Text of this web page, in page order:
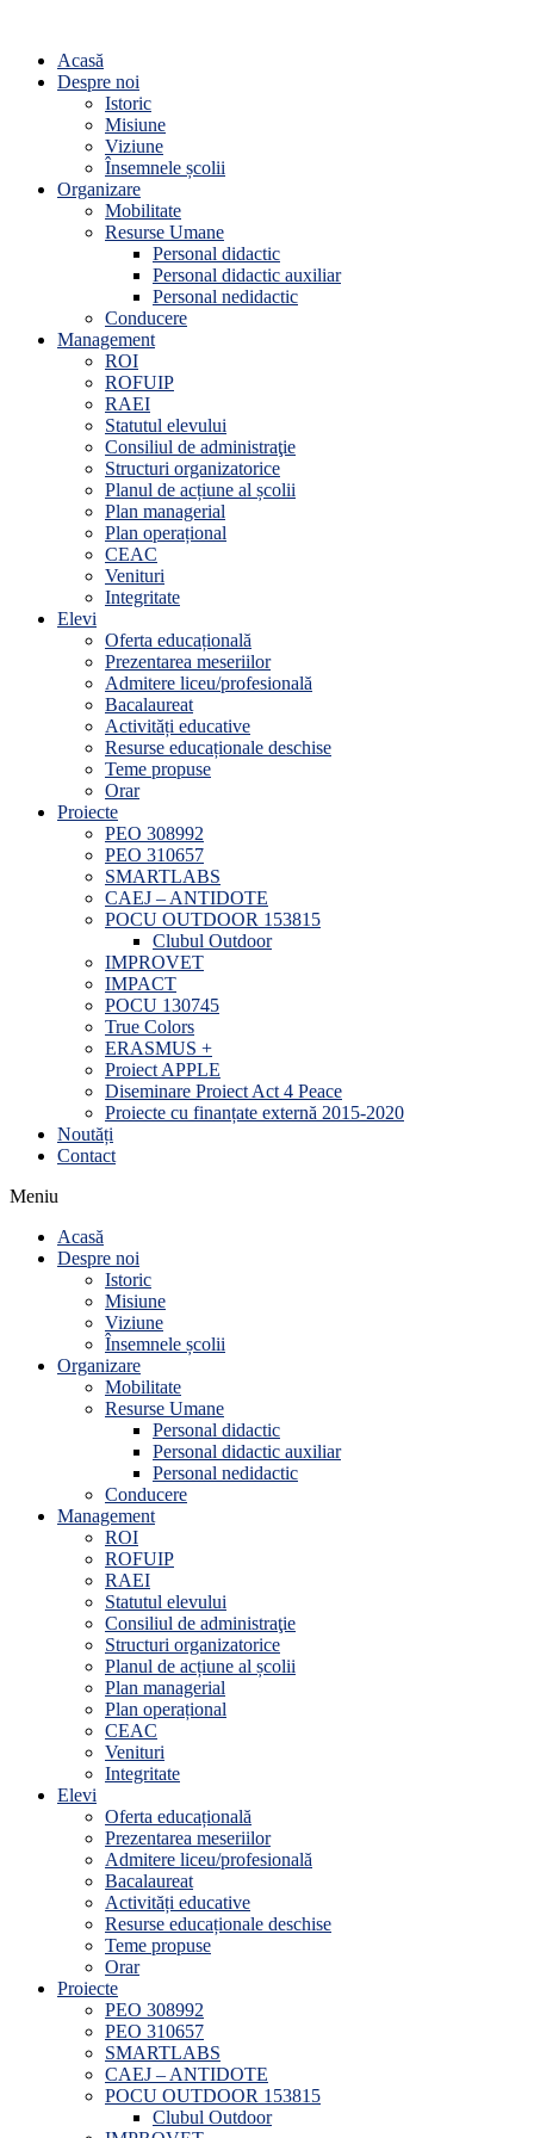
Acasă
Despre noi
Istoric
Misiune
Viziune
Însemnele școlii
Organizare
Mobilitate
Resurse Umane
Personal didactic
Personal didactic auxiliar
Personal nedidactic
Conducere
Management
ROI
ROFUIP
RAEI
Statutul elevului
Consiliul de administraţie
Structuri organizatorice
Planul de acțiune al școlii
Plan managerial
Plan operațional
CEAC
Venituri
Integritate
Elevi
Oferta educațională
Prezentarea meseriilor
Admitere liceu/profesională
Bacalaureat
Activități educative
Resurse educaționale deschise
Teme propuse
Orar
Proiecte
PEO 308992
PEO 310657
SMARTLABS
CAEJ – ANTIDOTE
POCU OUTDOOR 153815
Clubul Outdoor
IMPROVET
IMPACT
POCU 130745
True Colors
ERASMUS +
Proiect APPLE
Diseminare Proiect Act 4 Peace
Proiecte cu finanțate externă 2015-2020
Noutăți
Contact
Meniu
Acasă
Despre noi
Istoric
Misiune
Viziune
Însemnele școlii
Organizare
Mobilitate
Resurse Umane
Personal didactic
Personal didactic auxiliar
Personal nedidactic
Conducere
Management
ROI
ROFUIP
RAEI
Statutul elevului
Consiliul de administraţie
Structuri organizatorice
Planul de acțiune al școlii
Plan managerial
Plan operațional
CEAC
Venituri
Integritate
Elevi
Oferta educațională
Prezentarea meseriilor
Admitere liceu/profesională
Bacalaureat
Activități educative
Resurse educaționale deschise
Teme propuse
Orar
Proiecte
PEO 308992
PEO 310657
SMARTLABS
CAEJ – ANTIDOTE
POCU OUTDOOR 153815
Clubul Outdoor